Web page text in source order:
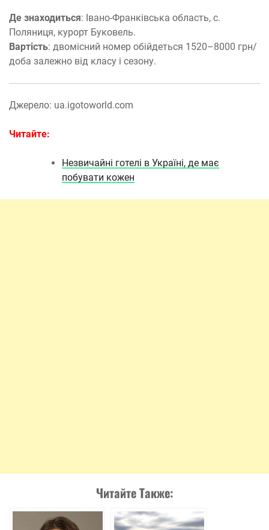
Де знаходиться: Івано-Франківська область, с.
Поляниця, курорт Буковель.
Вартість: двомісний номер обійдеться 1520–8000 грн/
доба залежно від класу і сезону.
Джерело: ua.igotoworld.com
Читайте:
Незвичайні готелі в Україні, де має
побувати кожен
Читайте Также: